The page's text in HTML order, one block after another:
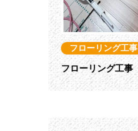
フローリング工事
フローリング工事